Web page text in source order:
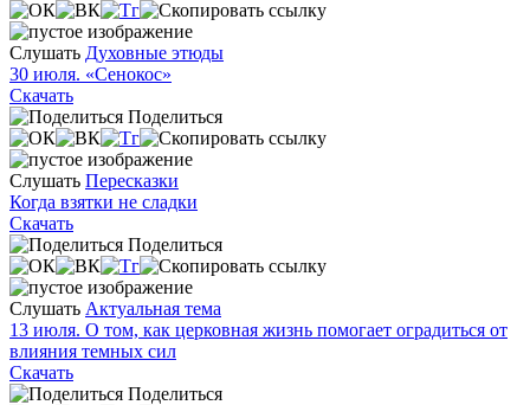
Слушать Духовные этюды
30 июля. «Сенокос»
Скачать
Поделиться
Слушать Пересказки
Когда взятки не сладки
Скачать
Поделиться
Слушать Актуальная тема
13 июля. О том, как церковная жизнь помогает оградиться от
влияния темных сил
Скачать
Поделиться